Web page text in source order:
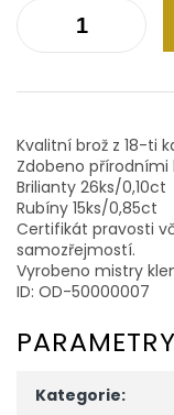
Kvalitní brož z 18-ti
Zdobeno přírodními
Brilianty 26ks/0,10ct
Rubíny 15ks/0,85ct
Certifikát pravosti
samozřejmostí.
Vyrobeno mistry
ID: OD-50000007
PARAMETRY
Kategorie: